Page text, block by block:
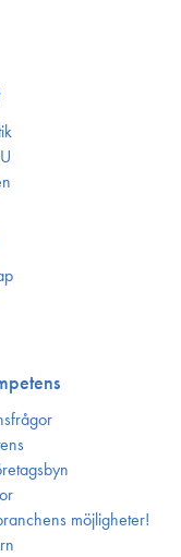
möjligheter!